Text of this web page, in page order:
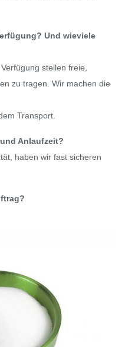
Und wieviele
stellen freie,
zu tragen. Wir machen die
Transport.
Anlaufzeit?
haben wir fast sicheren